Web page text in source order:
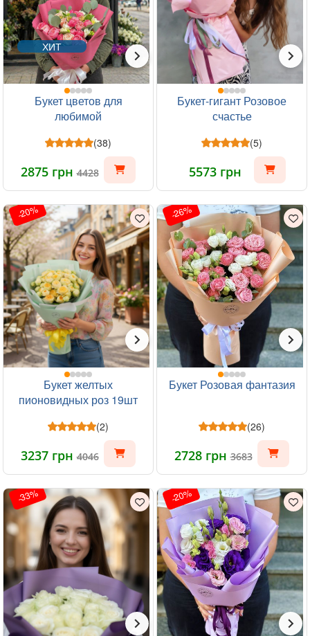
ХИТ
Букет цветов для
любимой
(38)
2875 грн4428
Букет-гигант Розовое
счастье
(5)
5573 грн
-20%
Букет желтых
пионовидных роз 19шт
(2)
3237 грн4046
-26%
Букет Розовая фантазия
(26)
2728 грн3683
-33% -20%